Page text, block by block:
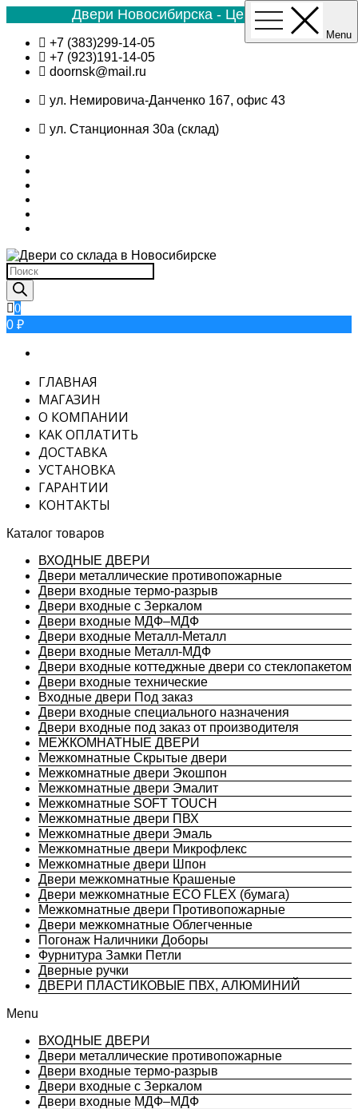
Двери Новосибирска - Цена №1
Skip
content
+7 (383)299-14-05
+7 (923)191-14-05
doornsk@mail.ru
ул. Немировича-Данченко 167, офис 43
ул. Станционная 30а (склад)
Поиск
товаров
0
0 ₽
Menu
ГЛАВНАЯ
МАГАЗИН
О КОМПАНИИ
КАК ОПЛАТИТЬ
ДОСТАВКА
УСТАНОВКА
ГАРАНТИИ
КОНТАКТЫ
Каталог товаров
ВХОДНЫЕ ДВЕРИ
Двери металлические противопожарные
Двери входные термо-разрыв
Двери входные с Зеркалом
Двери входные МДФ–МДФ
Двери входные Металл-Металл
Двери входные Металл-МДФ
Двери входные коттеджные двери со стеклопакетом
Двери входные технические
Входные двери Под заказ
Двери входные специального назначения
Двери входные под заказ от производителя
МЕЖКОМНАТНЫЕ ДВЕРИ
Межкомнатные Скрытые двери
Межкомнатные двери Экошпон
Межкомнатные двери Эмалит
Межкомнатные SOFT TOUCH
Межкомнатные двери ПВХ
Межкомнатные двери Эмаль
Межкомнатные двери Микрофлекс
Межкомнатные двери Шпон
Двери межкомнатные Крашеные
Двери межкомнатные ECO FLEX (бумага)
Межкомнатные двери Противопожарные
Двери межкомнатные Облегченные
Погонаж Наличники Доборы
Фурнитура Замки Петли
Дверные ручки
ДВЕРИ ПЛАСТИКОВЫЕ ПВХ, АЛЮМИНИЙ
Menu
ВХОДНЫЕ ДВЕРИ
Двери металлические противопожарные
Двери входные термо-разрыв
Двери входные с Зеркалом
Двери входные МДФ–МДФ